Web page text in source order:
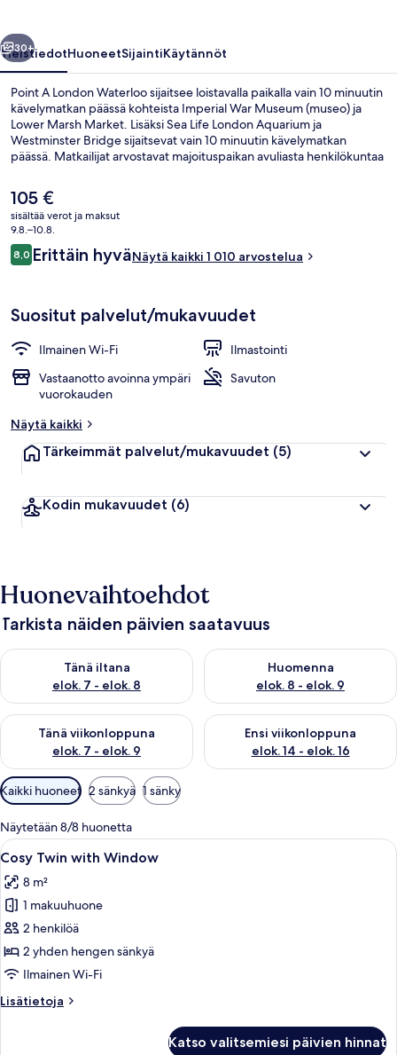
Seuraava
30+
YleistiedotHuoneetSijaintiKäytännöt
Point A London Waterloo sijaitsee loistavalla paikalla vain 10 minuutin
kävelymatkan päässä kohteista Imperial War Museum (museo) ja
Lower Marsh Market. Lisäksi Sea Life London Aquarium ja
Westminster Bridge sijaitsevat vain 10 minuutin kävelymatkan
päässä. Matkailijat arvostavat majoituspaikan avuliasta henkilökuntaa
kävelymatkan päässä julkisen liikenteen yhteyksistä: Lambeth
Northin metroasema sijaitsee vain muutaman askeleen päässä ja
Waterloon metroasema sijaitsee 10 minuutin kävelymatkan päässä.
Nykyinen
hinta
on
105 €
105 €
sisältää verot ja maksut
9.8.–10.8.
Arvostelut
8,08,0 kautta 10.
Erittäin hyväNäytä kaikki 1 010 arvostelua
Suositut palvelut/mukavuudet
Ilmainen Wi-Fi
Ilmastointi
Vastaanotto avoinna ympäri
vuorokauden
Savuton
Näytä kaikki
Tärkeimmät palvelut/mukavuudet (5)
Kodin mukavuudet (6)
Huonevaihtoehdot
Tarkista näiden päivien saatavuus
Tänä iltana
elok. 7 - elok. 8
Tarkista tämän illan saatavuus elok. 7 - elok. 8
Huomenna
elok. 8 - elok. 9
Tarkista huomisen saatavuus
Tänä viikonloppuna
elok. 7 - elok. 9
Tarkista tämän viikonlopun saatavuus elok. 7 - elok. 9
Ensi viikonloppuna
elok. 14 - elok. 16
Tarkista ensi viikonlopun
Huoneille
saatavilla
olevia
suodattimia
Kaikki huoneet 2 sänkyä 1 sänky
Näytetään 8/8 huonetta
Avaa
kaikki
huonetyypin
Cosy
Twin
with
Window
Hotellihuone, jossa on kaksi sänkyä,
6
Cosy Twin with Window
8 m²
1 makuuhuone
2 henkilöä
2 yhden hengen sänkyä
Ilmainen Wi-Fi
Lisätietoja
Lisätietoja
Katso valitsemiesi päivien hinnat